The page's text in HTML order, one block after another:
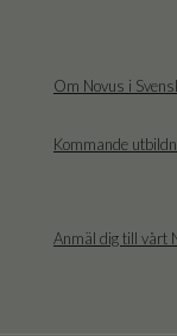
Om Novus i
Kommande
Anmäl dig till vårt